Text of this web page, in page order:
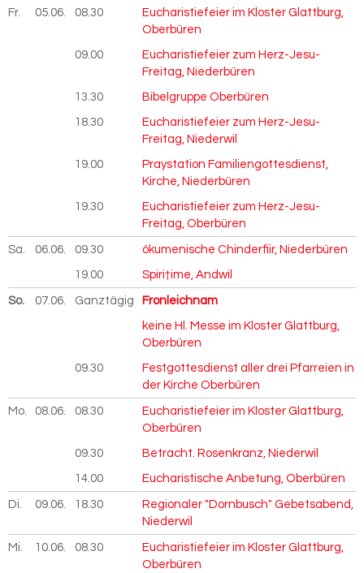
Fr. 05.06. 2026
08.30
Eucharistiefeier im Kloster Glattburg,
Oberbüren
09.00
Eucharistiefeier zum Herz-Jesu-
Freitag, Niederbüren
13.30 Bibelgruppe Oberbüren
18.30
Eucharistiefeier zum Herz-Jesu-
Freitag, Niederwil
19.00
Praystation Familiengottesdienst,
Kirche, Niederbüren
19.30
Eucharistiefeier zum Herz-Jesu-
Freitag, Oberbüren
Sa. 06.06. 2026
09.30 ökumenische Chinderfiir, Niederbüren
19.00 Spiri†ime, Andwil
So. 07.06. 2026
Ganztägig Fronleichnam
keine Hl. Messe im Kloster Glattburg,
Oberbüren
09.30
Festgottesdienst aller drei Pfarreien in
der Kirche Oberbüren
Mo. 08.06. 2026
08.30
Eucharistiefeier im Kloster Glattburg,
Oberbüren
09.30 Betracht. Rosenkranz, Niederwil
14.00 Eucharistische Anbetung, Oberbüren
Di. 09.06. 2026
18.30
Regionaler "Dornbusch" Gebetsabend,
Niederwil
Mi. 10.06. 2026
08.30
Eucharistiefeier im Kloster Glattburg,
Oberbüren